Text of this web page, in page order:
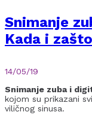
Snimanje
Kada i
14/05/19
Snimanje zuba i
kojom su prikazani
viličnog sinusa.